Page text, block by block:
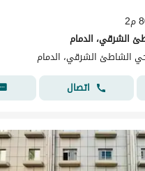
الشرقي، الدمام
الشاطئ الشرقي، الدمام
اتصال